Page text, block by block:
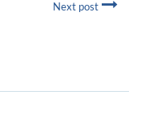
Next post